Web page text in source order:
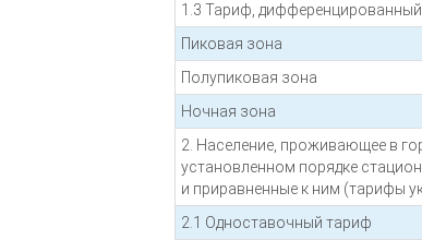
1.3 Тариф,
Пиковая зона
Полупиковая зона
Ночная зона
2. Население, проживающее в
установленном порядке
и приравненные к ним (тарифы
2.1 Одноставочный тариф